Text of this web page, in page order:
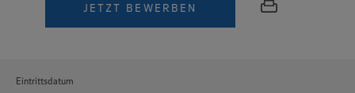
JETZT BEWERBEN
Eintrittsdatum